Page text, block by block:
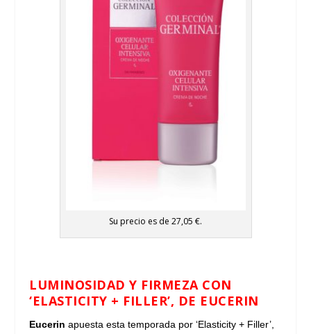
Su precio es de 27,05 €.
LUMINOSIDAD Y FIRMEZA CON
‘ELASTICITY + FILLER’, DE EUCERIN
Eucerin apuesta esta temporada por ‘Elasticity + Filler’,